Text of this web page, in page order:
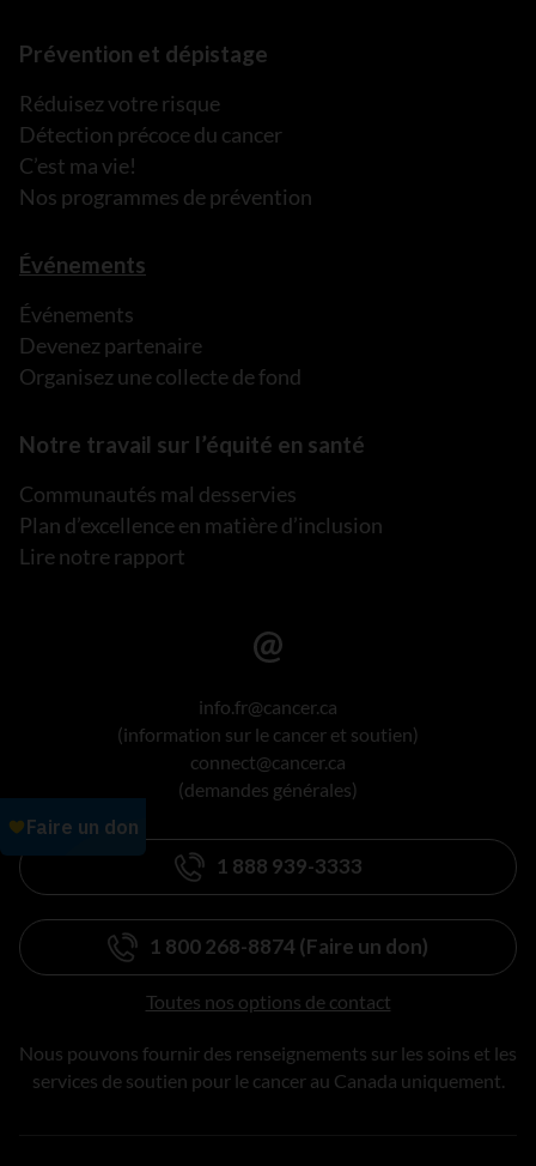
Prévention et dépistage
Réduisez votre risque
Détection précoce du cancer
C’est ma vie!
Nos programmes de prévention
Événements
Événements
Devenez partenaire
Organisez une collecte de fond
Notre travail sur l’équité en santé
Communautés mal desservies
Plan d’excellence en matière d’inclusion
Lire notre rapport
info.fr@cancer.ca
(information sur le cancer et soutien)
connect@cancer.ca
(demandes générales)
1 888 939-3333
1 800 268-8874 (Faire un don)
Toutes nos options de contact
Nous pouvons fournir des renseignements sur les soins et les
services de soutien pour le cancer au Canada uniquement.